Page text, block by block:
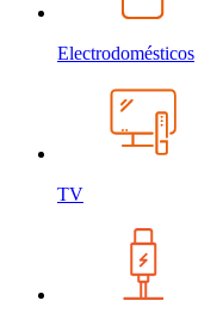
Electrodomésticos
TV